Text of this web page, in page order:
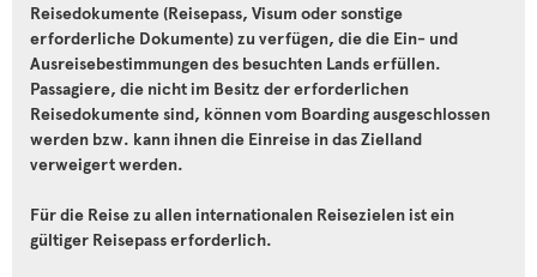
Reisedokumente (Reisepass, Visum oder sonstige
erforderliche Dokumente) zu verfügen, die die Ein- und
Ausreisebestimmungen des besuchten Lands erfüllen.
Passagiere, die nicht im Besitz der erforderlichen
Reisedokumente sind, können vom Boarding ausgeschlossen
werden bzw. kann ihnen die Einreise in das Zielland
verweigert werden.
Für die Reise zu allen internationalen Reisezielen ist ein
gültiger Reisepass erforderlich.